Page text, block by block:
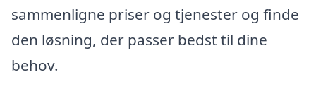
sammenligne priser og tjenester og finde
den løsning, der passer bedst til dine
behov.